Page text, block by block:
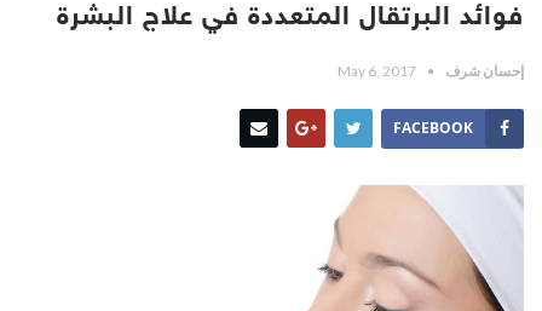
فوائد البرتقال المتعددة في علاج البشرة
إحسان شرف May 6, 2017
FACEBOOK